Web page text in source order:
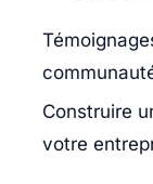
Construire
votre